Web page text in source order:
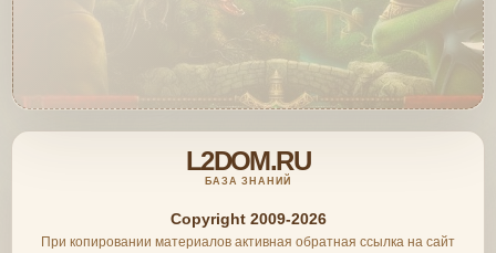
L2DOM.RU
БАЗА ЗНАНИЙ
Copyright 2009-2026
При копировании материалов активная обратная ссылка на сайт